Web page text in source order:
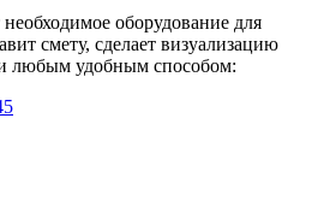
оборудование для
смету, сделает визуализацию
любым удобным способом: